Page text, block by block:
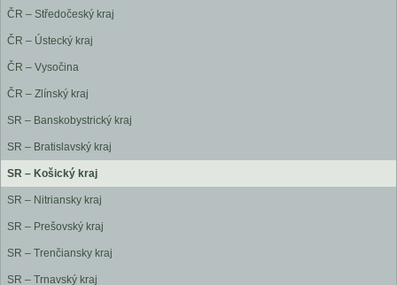
ČR – Středočeský kraj
ČR – Ústecký kraj
ČR – Vysočina
ČR – Zlínský kraj
SR – Banskobystrický kraj
SR – Bratislavský kraj
SR – Košický kraj
SR – Nitriansky kraj
SR – Prešovský kraj
SR – Trenčiansky kraj
SR – Trnavský kraj